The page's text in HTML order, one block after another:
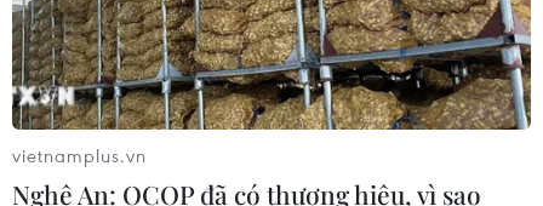
Xem thêm
vietnamplus.vn
Nghệ An: OCOP đã có thương hiệu, vì sao